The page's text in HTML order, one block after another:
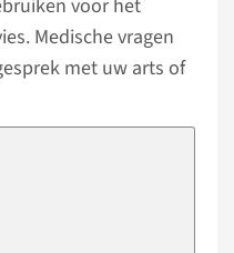
voor het
Medische vragen
met uw arts of